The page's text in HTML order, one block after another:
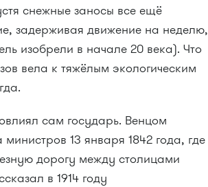
снежные заносы все ещё
задерживая движение на неделю,
изобрели в начале 20 века). Что
вела к тяжёлым экологическим
сам государь. Венцом
13 января 1842 года, где
дорогу между столицами
в 1914 году